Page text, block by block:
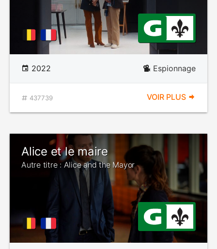
2022 Espionnage
437739 VOIR PLUS
Alice et le maire
Autre titre : Alice and the Mayor